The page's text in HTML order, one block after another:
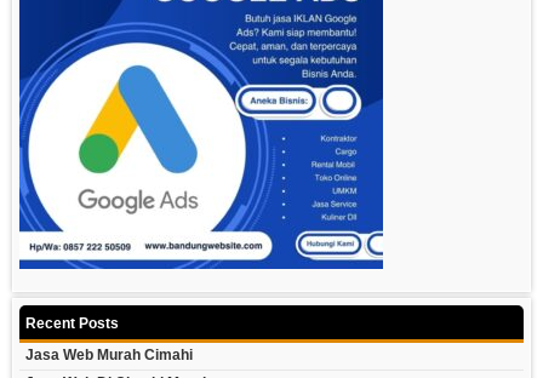
Recent Posts
Jasa Web Murah Cimahi